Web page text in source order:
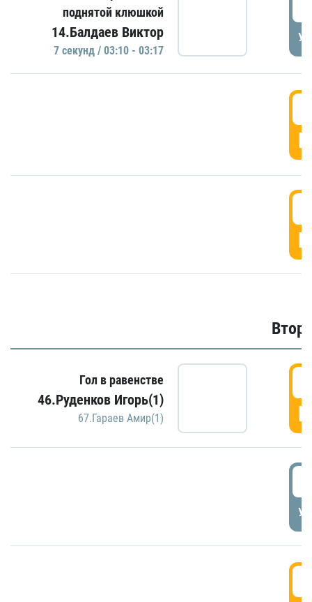
поднятой клюшкой
14.Балдаев Виктор
7 секунд / 03:10 - 03:17
Гол в равенстве
46.Руденков Игорь(1)
67.Гараев Амир(1)